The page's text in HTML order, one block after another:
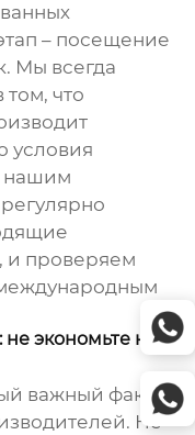
– посещение
Мы всегда
том, что
условия
нашим
и проверяем
не экономьте на
важный фактор
. Не